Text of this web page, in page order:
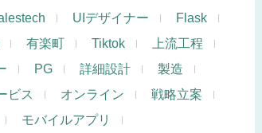
UIデザイナー
Flask
有楽町 Tiktok
上流工程
PG 詳細設計
製造
ビス オンライン
戦略立案
モバイルアプリ